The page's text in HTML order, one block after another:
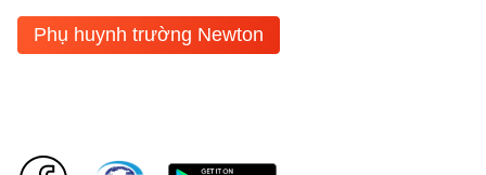
Phụ huynh trường Newton